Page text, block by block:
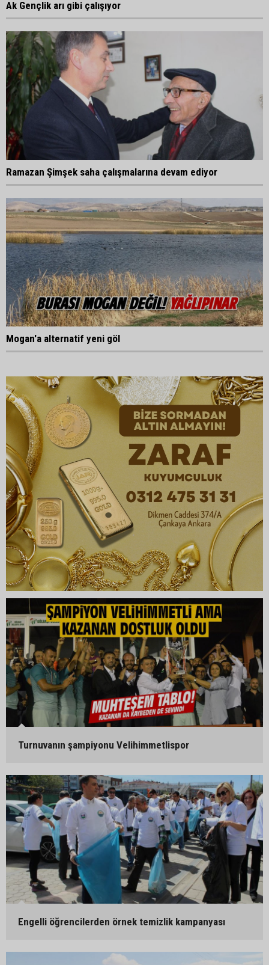
Ak Gençlik arı gibi çalışıyor
Ramazan Şimşek saha çalışmalarına devam ediyor
Mogan'a alternatif yeni göl
Turnuvanın şampiyonu Velihimmetlispor
Engelli öğrencilerden örnek temizlik kampanyası